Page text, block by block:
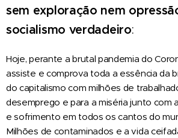
sem exploração nem
socialismo verdadeiro:
Hoje, perante a brutal pandemia do
assiste e comprova toda a essência da
do capitalismo com milhões de
desemprego e para a miséria junto com
e sofrimento em todos os cantos do
Milhões de contaminados e a vida